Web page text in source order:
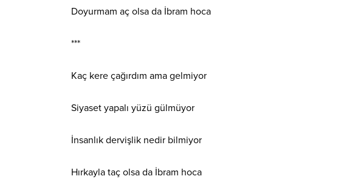
Doyurmam aç olsa da İbram hoca
***
Kaç kere çağırdım ama gelmiyor
Siyaset yapalı yüzü gülmüyor
İnsanlık dervişlik nedir bilmiyor
Hırkayla taç olsa da İbram hoca